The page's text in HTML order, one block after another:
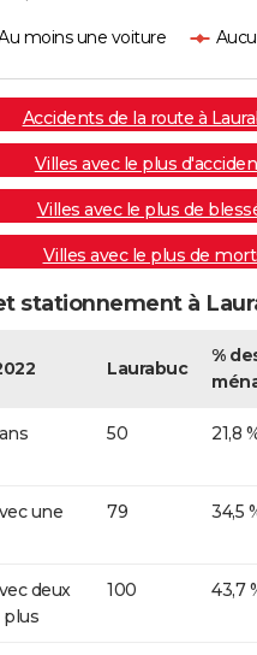
moins une voiture
Accidents de la route à
Villes avec le plus
Villes avec le plus de
Villes avec le plus de
stationnement à
Laurabuc
%
50 21,8
une
79 34,5
deux
plus
100 43,7